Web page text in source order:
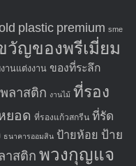
plastic premium sme
วัญของพรีเมี่ยม
านแต่งงาน ของที่ระลึก
ลาสติก งานไม้ ที่รอง
ยอด ที่รองแก้วสกรีน ที่รัด
ธนาคารออมสิน ป้ายห้อย ป้าย
าสติก พวงกุญแจ